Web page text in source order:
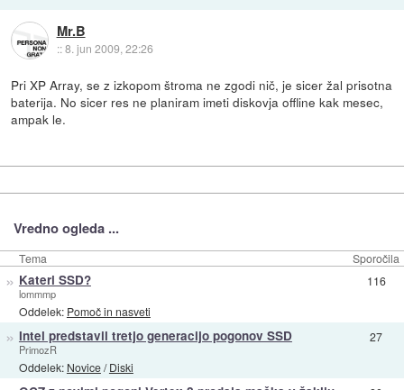
Mr.B
::8. jun 2009, 22:26
Pri XP Array, se z izkopom štroma ne zgodi nič, je sicer žal prisotna
baterija. No sicer res ne planiram imeti diskovja offline kak mesec,
ampak le.
Vredno ogleda ...
Tema Sporočila
» Kateri SSD?
lommmp
Oddelek: Pomoč in nasveti
116
» Intel predstavil tretjo generacijo pogonov SSD
PrimozR
Oddelek: Novice/Diski
27